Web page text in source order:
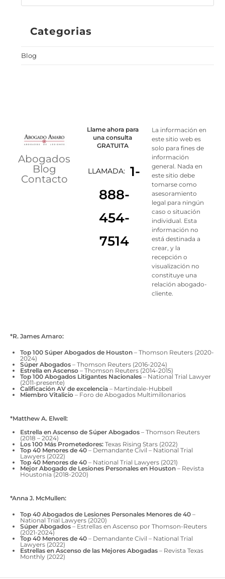
Categorias
Blog
Abogados
Blog
Contacto
Llame ahora para
una consulta
GRATUITA
LLAMADA: 1-
888-
454-
7514
La información en
este sitio web es
solo para fines de
información
general. Nada en
este sitio debe
tomarse como
asesoramiento
legal para ningún
caso o situación
individual. Esta
información no
está destinada a
crear, y la
recepción o
visualización no
constituye una
relación abogado-
cliente.
*R. James Amaro:
Top 100 Súper Abogados de Houston – Thomson Reuters (2020-
2024)
Súper Abogados – Thomson Reuters (2016-2024)
Estrella en Ascenso – Thomson Reuters (2014-2015)
Top 100 Abogados Litigantes Nacionales – National Trial Lawyer
(2011-presente)
Calificación AV de excelencia – Martindale-Hubbell
Miembro Vitalicio – Foro de Abogados Multimillonarios
*Matthew A. Elwell:
Estrella en Ascenso de Súper Abogados – Thomson Reuters
(2018 – 2024)
Los 100 Más Prometedores: Texas Rising Stars (2022)
Top 40 Menores de 40 – Demandante Civil – National Trial
Lawyers (2022)
Top 40 Menores de 40 – National Trial Lawyers (2021)
Mejor Abogado de Lesiones Personales en Houston– Revista
Houstonia (2018-2020)
*Anna J. McMullen:
Top 40 Abogados de Lesiones Personales Menores de 40 –
National Trial Lawyers (2020)
Súper Abogados – Estrellas en Ascenso por Thomson-Reuters
(2021-2024)
Top 40 Menores de 40 – Demandante Civil – National Trial
Lawyers (2022)
Estrellas en Ascenso de las Mejores Abogadas – Revista Texas
Monthly (2022)